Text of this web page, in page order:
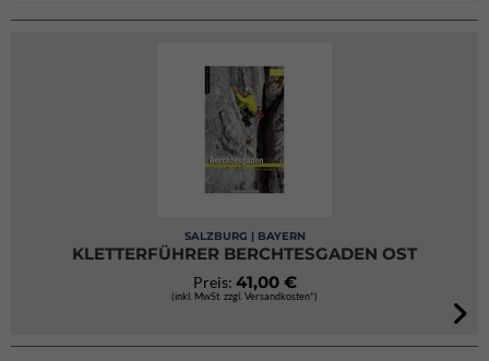
SALZBURG | BAYERN
KLETTERFÜHRER BERCHTESGADEN OST
Preis: 41,00 €
(inkl. MwSt. zzgl. Versandkosten*)